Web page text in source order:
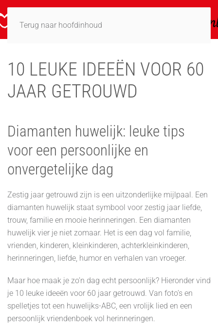
Terug naar hoofdinhoud
10 LEUKE IDEEËN VOOR 60
JAAR GETROUWD
Diamanten huwelijk: leuke tips
voor een persoonlijke en
onvergetelijke dag
Zestig jaar getrouwd zijn is een uitzonderlijke mijlpaal. Een
diamanten huwelijk staat symbool voor zestig jaar liefde,
trouw, familie en mooie herinneringen. Een diamanten
huwelijk vier je niet zomaar. Het is een dag vol familie,
vrienden, kinderen, kleinkinderen, achterkleinkinderen,
herinneringen, liefde, humor en verhalen van vroeger.
Maar hoe maak je zo’n dag echt persoonlijk? Hieronder vind
je 10 leuke ideeën voor 60 jaar getrouwd. Van foto’s en
spelletjes tot een huwelijks-ABC, een vrolijk lied en een
persoonlijk vriendenboek vol herinneringen.